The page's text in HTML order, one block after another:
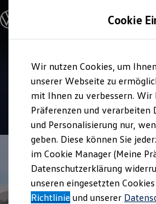
Hauptinhalt
springen
Footer
springen
Modelle und Konfigurator
Modelle vergleichen
Elektroautos
ENERGY Sondermodelle
Nutzfahrzeuge
SUV und CUV
Familienautos
Kombis
Kompaktwagen
Sportwagen
Schnell verfügbare Fahrzeuge
Angebote und Produkte
Aktuelle Angebote
E-Auto-Förderung
Volkswagen Marktplatz
Service
Tarnow-
4.6| 105
Cookie
Wir nutzen Cookies, um
unserer Webseite zu
mit Ihnen zu verbessern.
Präferenzen und
und Personalisierung nur,
geben. Diese können Sie
im Cookie Manager (Meine
Datenschutzerklärung
unseren eingesetzten
Richtlinie und unserer